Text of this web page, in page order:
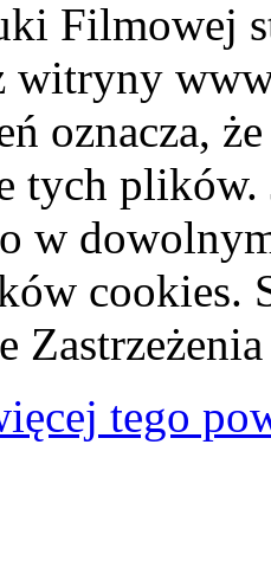
Filmowej
witryny
oznacza,
tych plików.
w
cookies.
tego